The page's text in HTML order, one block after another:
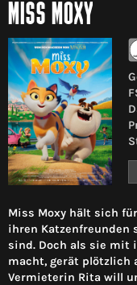
MISS MOXY
Miss Moxy hält sich
ihren Katzenfreunden
sind. Doch als sie mit
macht, gerät plötzlich
Vermieterin Rita will